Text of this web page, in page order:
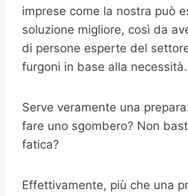
imprese come la nostra può
soluzione migliore, così da
di persone esperte del
furgoni in base alla necessità.
Serve veramente una
fare uno sgombero? Non
fatica?
Effettivamente, più che una